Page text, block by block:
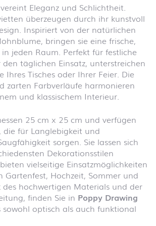
vereint Eleganz und Schlichtheit.
überzeugen durch ihr kunstvoll
Inspiriert von der natürlichen
bringen sie eine frische,
jeden Raum. Perfekt für festliche
den täglichen Einsatz, unterstreichen
Ihres Tisches oder Ihrer Feier. Die
zarten Farbverläufe harmonieren
und klassischem Interieur.
25 cm x 25 cm und verfügen
die für Langlebigkeit und
sorgen. Sie lassen sich
Dekorationsstilen
vielseitige Einsatzmöglichkeiten
Gartenfest, Hochzeit, Sommer und
des hochwertigen Materials und der
finden Sie in Poppy Drawing
sowohl optisch als auch funktional